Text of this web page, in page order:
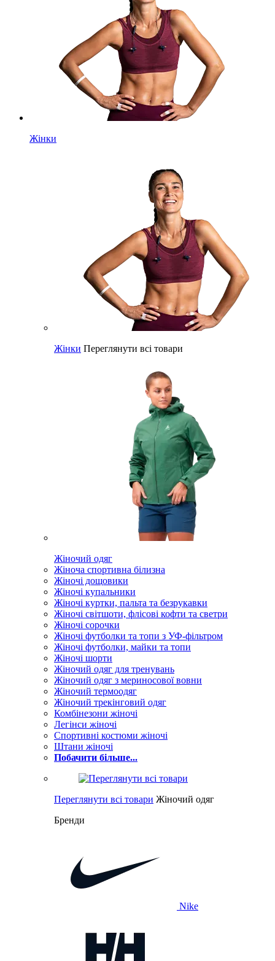
Жінки
Жінки Переглянути всі товари
Жіночий одяг
Жіноча спортивна білизна
Жіночі дощовики
Жіночі купальники
Жіночі куртки, пальта та безрукавки
Жіночі світшоти, флісові кофти та светри
Жіночі сорочки
Жіночі футболки та топи з УФ-фільтром
Жіночі футболки, майки та топи
Жіночі шорти
Жіночий одяг для тренувань
Жіночий одяг з мериносової вовни
Жіночий термоодяг
Жіночий трекінговий одяг
Комбінезони жіночі
Легінси жіночі
Спортивні костюми жіночі
Штани жіночі
Побачити більше...
Переглянути всі товари Жіночий одяг
Бренди
Nike